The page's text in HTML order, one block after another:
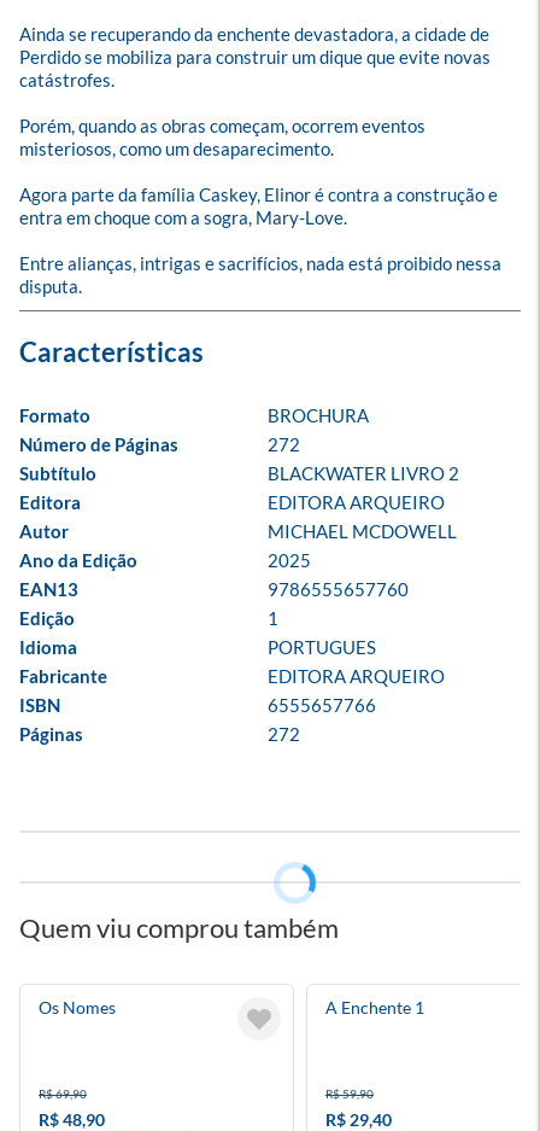
Ainda se recuperando da enchente devastadora, a cidade de
Perdido se mobiliza para construir um dique que evite novas
catástrofes.
Porém, quando as obras começam, ocorrem eventos
misteriosos, como um desaparecimento.
Agora parte da família Caskey, Elinor é contra a construção e
entra em choque com a sogra, Mary-Love.
Entre alianças, intrigas e sacrifícios, nada está proibido nessa
disputa.
Formato
BROCHURA
Número de Páginas
272
Subtítulo
BLACKWATER LIVRO 2
Editora
EDITORA ARQUEIRO
Autor
MICHAEL MCDOWELL
Ano da Edição
2025
EAN13
9786555657760
Edição
1
Idioma
PORTUGUES
Fabricante
EDITORA ARQUEIRO
ISBN
6555657766
Páginas
272
Quem viu comprou também
Os Nomes
R$ 69,90
R$ 48,90
A Enchente 1
R$ 59,90
R$ 29,40